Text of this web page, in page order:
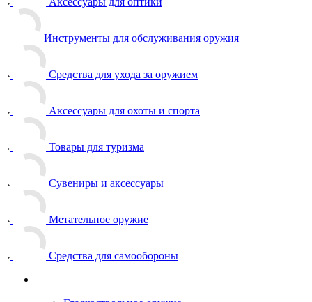
Инструменты для обслуживания оружия
Средства для ухода за оружием
Аксессуары для охоты и спорта
Товары для туризма
Сувениры и аксессуары
Метательное оружие
Средства для самообороны